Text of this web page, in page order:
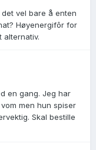
vel bare å enten
Høyenergifôr for
alternativ.
en gang. Jeg har
men hun spiser
Skal bestille